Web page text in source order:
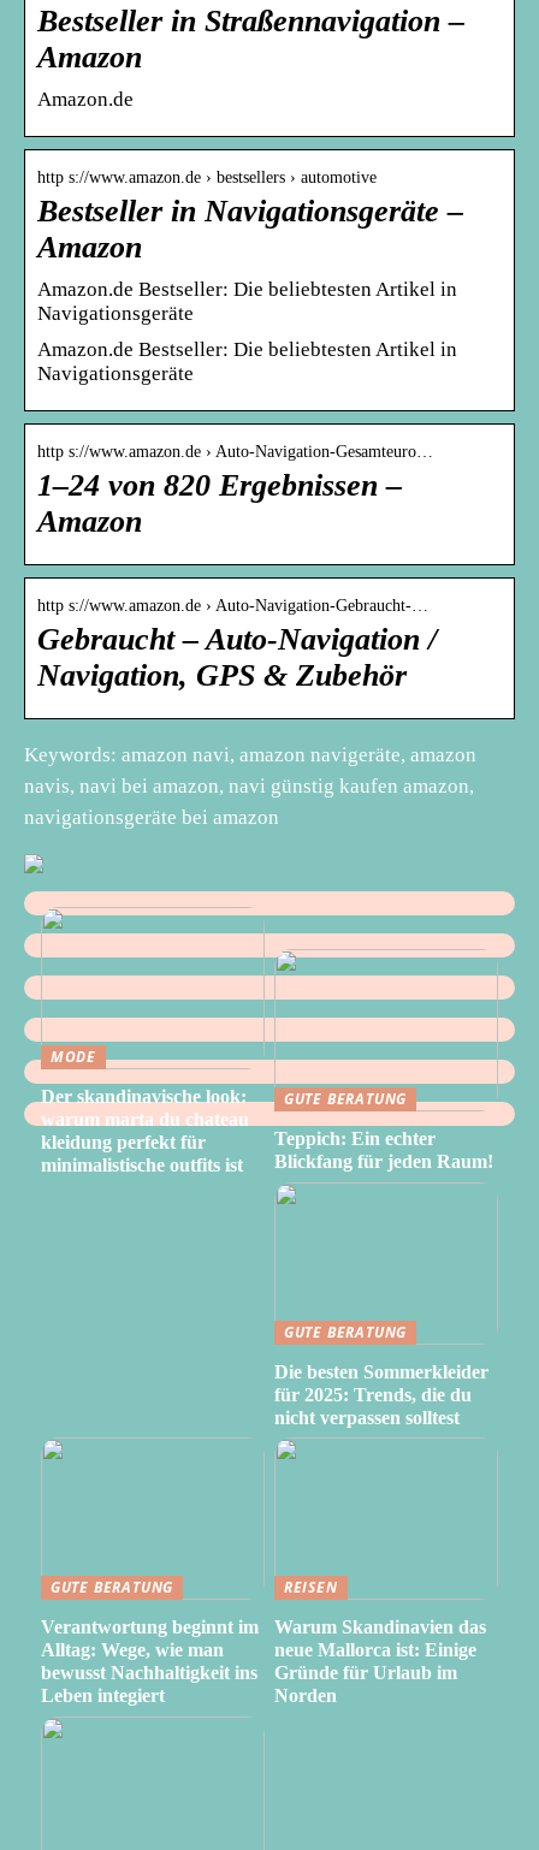
Bestseller in Straßennavigation –
Amazon
Amazon.de
http s://www.amazon.de › bestsellers › automotive
Bestseller in Navigationsgeräte –
Amazon
Amazon.de Bestseller: Die beliebtesten Artikel in
Navigationsgeräte
Amazon.de Bestseller: Die beliebtesten Artikel in
Navigationsgeräte
http s://www.amazon.de › Auto-Navigation-Gesamteuro…
1–24 von 820 Ergebnissen –
Amazon
http s://www.amazon.de › Auto-Navigation-Gebraucht-…
Gebraucht – Auto-Navigation /
Navigation, GPS & Zubehör
Keywords: amazon navi, amazon navigeräte, amazon
navis, navi bei amazon, navi günstig kaufen amazon,
navigationsgeräte bei amazon
MODE
Der skandinavische look:
warum marta du chateau
kleidung perfekt für
minimalistische outfits ist
GUTE BERATUNG
Teppich: Ein echter
Blickfang für jeden Raum!
GUTE BERATUNG
Die besten Sommerkleider
für 2025: Trends, die du
nicht verpassen solltest
GUTE BERATUNG
Verantwortung beginnt im
Alltag: Wege, wie man
bewusst Nachhaltigkeit ins
Leben integiert
REISEN
Warum Skandinavien das
neue Mallorca ist: Einige
Gründe für Urlaub im
Norden